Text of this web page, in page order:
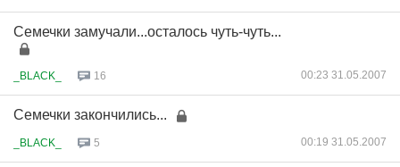
Семечки замучали...осталось чуть-чуть...
_BLACK_ 16 00:23 31.05.2007
Семечки закончились...
_BLACK_ 5 00:19 31.05.2007